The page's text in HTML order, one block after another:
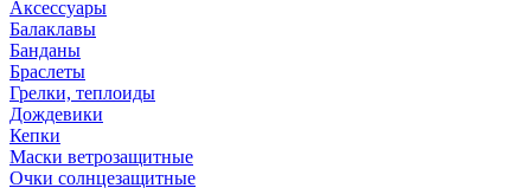
Аксессуары
Балаклавы
Банданы
Браслеты
Грелки, теплоиды
Дождевики
Кепки
Маски ветрозащитные
Очки солнцезащитные